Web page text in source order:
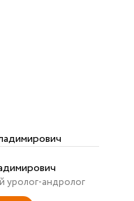
уролог-андролог